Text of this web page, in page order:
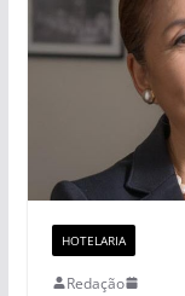
HOTELARIA
Redação